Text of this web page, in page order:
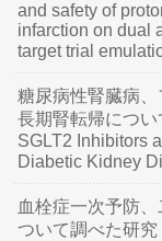
and safety of
infarction on dual
target trial
糖尿病性腎臓病、
長期腎転帰につ
SGLT2 Inhibitors
Diabetic Kidney
血栓症一次予防
ついて調べた研